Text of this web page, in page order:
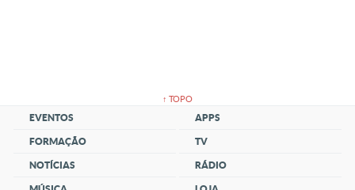
↑ TOPO
EVENTOS
FORMAÇÃO
NOTÍCIAS
APPS
TV
RÁDIO